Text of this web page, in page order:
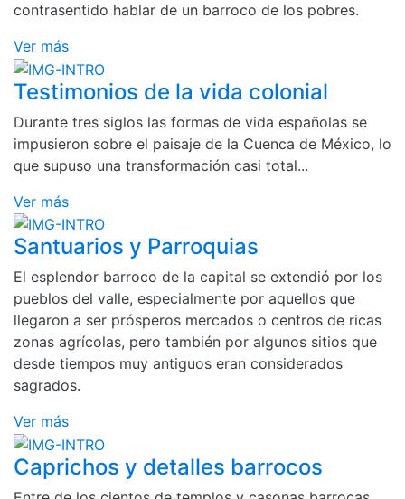
contrasentido hablar de un barroco de los pobres.
Ver más
Testimonios de la vida colonial
Durante tres siglos las formas de vida españolas se
impusieron sobre el paisaje de la Cuenca de México, lo
que supuso una transformación casi total...
Ver más
Santuarios y Parroquias
El esplendor barroco de la capital se extendió por los
pueblos del valle, especialmente por aquellos que
llegaron a ser prósperos mercados o centros de ricas
zonas agrícolas, pero también por algunos sitios que
desde tiempos muy antiguos eran considerados
sagrados.
Ver más
Caprichos y detalles barrocos